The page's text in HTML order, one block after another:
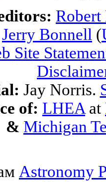
Jerry Bonnell (
Site
Jay Norris.
of: LHEA at
& Michigan
Astronomy